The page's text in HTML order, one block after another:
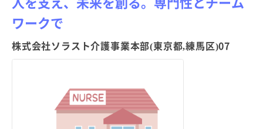
ワークで
株式会社ソラスト介護事業本部(東京都,練馬区)07